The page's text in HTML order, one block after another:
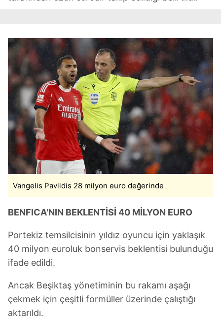
Vangelis Pavlidis 28 milyon euro değerinde
BENFICA'NIN BEKLENTİSİ 40 MİLYON EURO
Portekiz temsilcisinin yıldız oyuncu için yaklaşık
40 milyon euroluk bonservis beklentisi bulunduğu
ifade edildi.
Ancak Beşiktaş yönetiminin bu rakamı aşağı
çekmek için çeşitli formüller üzerinde çalıştığı
aktarıldı.